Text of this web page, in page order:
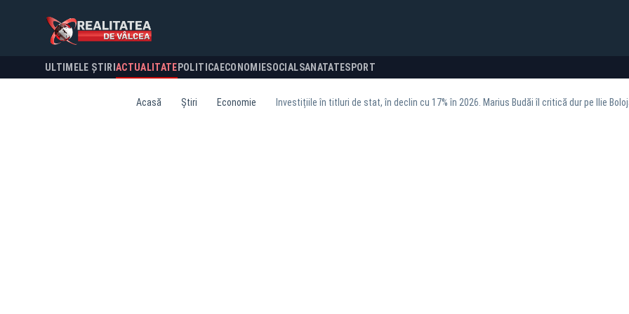
ULTIMELE ȘTIRI ACTUALITATE POLITICA ECONOMIESOCIALSANATATESPORT
Acasă Știri Economie Investițiile în titluri de stat, în declin cu 17% în 2026. Marius Budăi îl critică dur pe Ilie